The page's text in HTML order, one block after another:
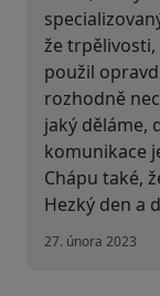
že
použil
rozhodně
jaký děláme,
komunikace
Chápu také,
Hezký den a
27. února 2023